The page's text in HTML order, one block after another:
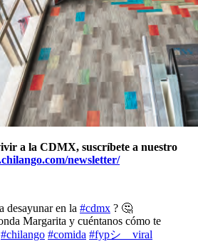
a la CDMX, suscríbete a nuestro
newsletter/
desayunar en la #cdmx ? 🤔
Margarita y cuéntanos cómo te
#chilango #comida #fypシ゚viral